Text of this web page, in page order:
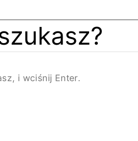
i wciśnij Enter.